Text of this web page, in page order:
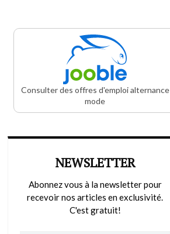
Consulter des offres d'emploi alternance
mode
NEWSLETTER
Abonnez vous à la newsletter pour
recevoir nos articles en exclusivité.
C'est gratuit!